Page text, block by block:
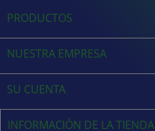
PRODUCTOS
NUESTRA EMPRESA
SU CUENTA
INFORMACIÓN DE LA TIENDA